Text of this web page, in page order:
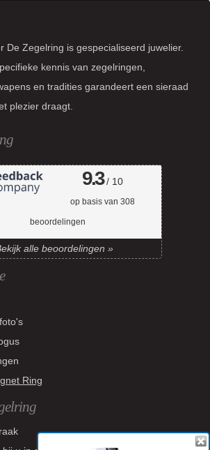
De Zegelring is gespecialiseerd juwelier.
kennis van zegelringen,
en tradities garandeert een sieraad
plezier draagt.
9.3/ 10
op basis van 308
beoordelingen
alle beoordelingen »
Ring